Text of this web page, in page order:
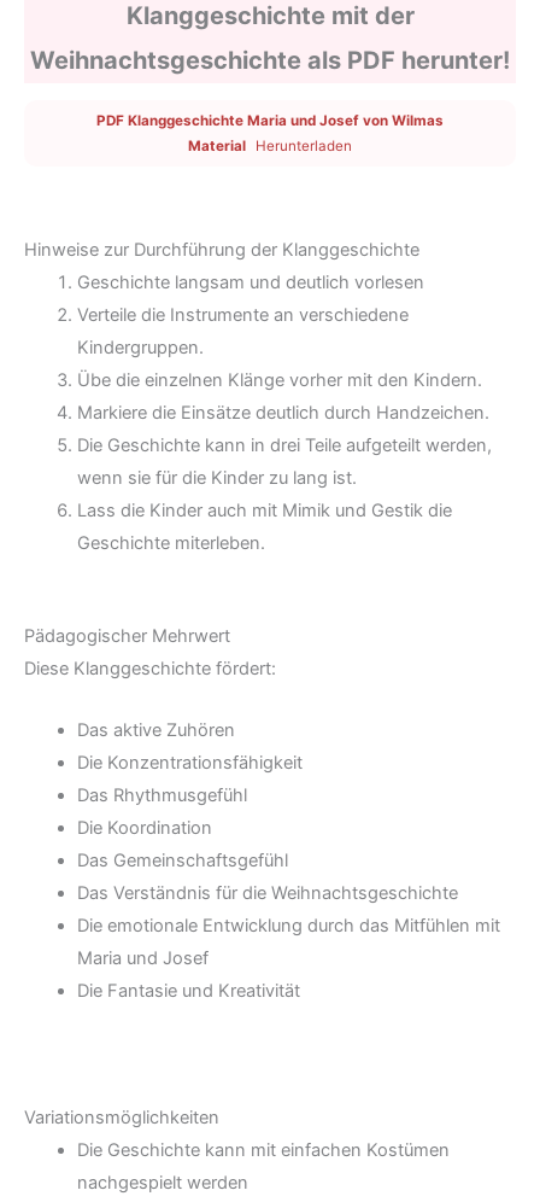
Klanggeschichte mit der
Weihnachtsgeschichte als PDF herunter!
PDF Klanggeschichte Maria und Josef von Wilmas
Material
Herunterladen
Hinweise zur Durchführung der Klanggeschichte
Geschichte langsam und deutlich vorlesen
Verteile die Instrumente an verschiedene
Kindergruppen.
Übe die einzelnen Klänge vorher mit den Kindern.
Markiere die Einsätze deutlich durch Handzeichen.
Die Geschichte kann in drei Teile aufgeteilt werden,
wenn sie für die Kinder zu lang ist.
Lass die Kinder auch mit Mimik und Gestik die
Geschichte miterleben.
Pädagogischer Mehrwert
Diese Klanggeschichte fördert:
Das aktive Zuhören
Die Konzentrationsfähigkeit
Das Rhythmusgefühl
Die Koordination
Das Gemeinschaftsgefühl
Das Verständnis für die Weihnachtsgeschichte
Die emotionale Entwicklung durch das Mitfühlen mit
Maria und Josef
Die Fantasie und Kreativität
Variationsmöglichkeiten
Die Geschichte kann mit einfachen Kostümen
nachgespielt werden